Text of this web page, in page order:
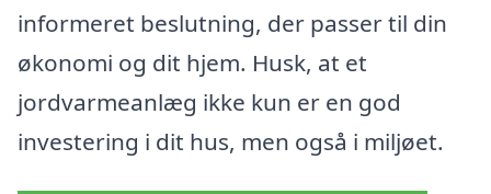
informeret beslutning, der passer til din
økonomi og dit hjem. Husk, at et
jordvarmeanlæg ikke kun er en god
investering i dit hus, men også i miljøet.